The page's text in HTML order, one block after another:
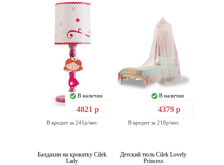
В наличии
4821 р
В кредит за 241р/мес
В наличии
4379 р
В кредит за 218р/мес
Балдахин на кроватку Cilek
Lady
Детский тюль Cilek Lovely
Princess